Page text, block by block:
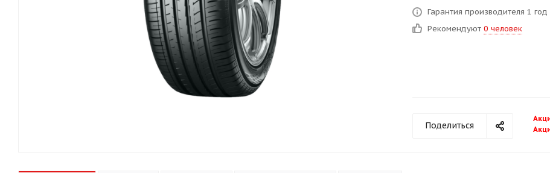
Гарантия производителя 1 год
Рекомендуют 0 человек
Поделиться